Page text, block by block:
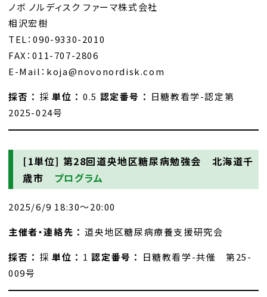
ノボ ノルディスク ファーマ株式会社
相沢宏樹
TEL：090-9330-2010
FAX：011-707-2806
E-Mail：koja@novonordisk.com
採否 ： 採単位 ：0.5 認定番号 ： 日糖教看学-認定第
2025-024号
[1単位] 第28回道央地区糖尿病勉強会 北海道千
歳市 プログラム
2025/6/9 18:30～20:00
主催者・連絡先 ： 道央地区糖尿病療養支援研究会
採否 ： 採単位 ： 1認定番号 ： 日糖教看学-共催 第25-
009号